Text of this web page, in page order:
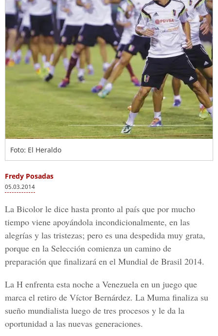
Foto: El Heraldo
Fredy Posadas
05.03.2014
La Bicolor le dice hasta pronto al país que por mucho
tiempo viene apoyándola incondicionalmente, en las
alegrías y las tristezas; pero es una despedida muy grata,
porque en la Selección comienza un camino de
preparación que finalizará en el Mundial de Brasil 2014.
La H enfrenta esta noche a Venezuela en un juego que
marca el retiro de Víctor Bernárdez. La Muma finaliza su
sueño mundialista luego de tres procesos y le da la
oportunidad a las nuevas generaciones.